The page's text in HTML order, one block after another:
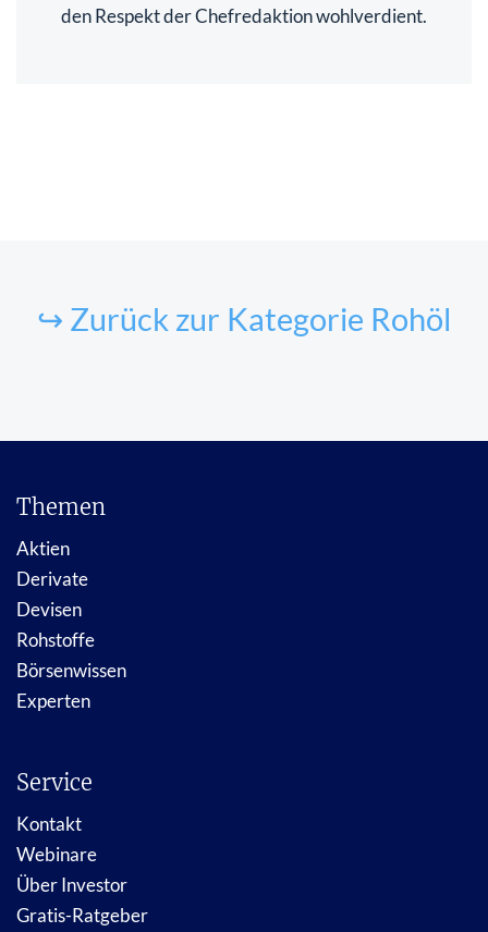
den Respekt der Chefredaktion wohlverdient.
↪ Zurück zur Kategorie Rohöl
Themen
Aktien
Derivate
Devisen
Rohstoffe
Börsenwissen
Experten
Service
Kontakt
Webinare
Über Investor
Gratis-Ratgeber